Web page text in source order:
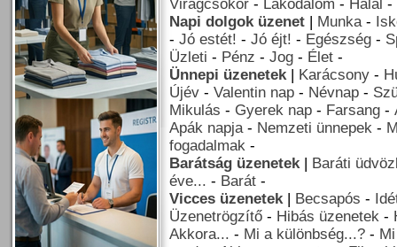
Virágcsokor - Lakodalom - Halál -
Napi dolgok üzenet | Munka-
- Jó estét! - Jó éjt! - Egészség -
Üzleti - Pénz - Jog - Élet -
Ünnepi üzenetek| Karácsony -
Újév - Valentin nap - Névnap -
Mikulás - Gyerek nap - Farsang -
Apák napja- Nemzeti ünnepek -
fogadalmak -
Barátság üzenetek| Baráti
éve... - Barát -
Vicces üzenetek| Becsapós -
Üzenetrögzítő - Hibás üzenetek -
Akkora... - Mi a különbség...? -